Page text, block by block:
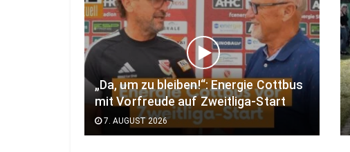
„Da, um zu bleiben!“: Energie Cottbus
mit Vorfreude auf Zweitliga-Start
7. AUGUST 2026